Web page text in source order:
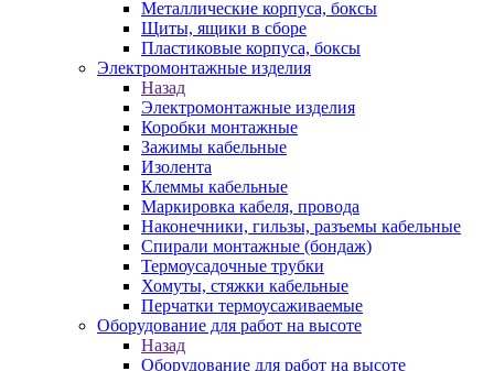
Металлические корпуса, боксы
Щиты, ящики в сборе
Пластиковые корпуса, боксы
Электромонтажные изделия
Назад
Электромонтажные изделия
Коробки монтажные
Зажимы кабельные
Изолента
Клеммы кабельные
Маркировка кабеля, провода
Наконечники, гильзы, разъемы кабельные
Спирали монтажные (бондаж)
Термоусадочные трубки
Хомуты, стяжки кабельные
Перчатки термоусаживаемые
Оборудование для работ на высоте
Назад
Оборудование для работ на высоте